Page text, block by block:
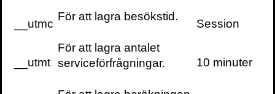
KONTAKTA OSS
Volante
Stora Nygatan 7
__utmc
För att lagra besökstid.
Session
__utmt
För att lagra antalet
serviceförfrågningar.
10 minuter